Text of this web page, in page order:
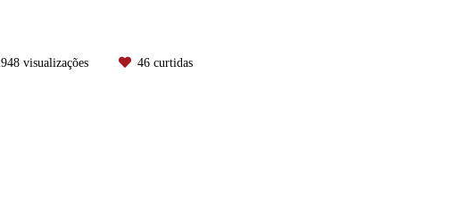
visualizações 46curtidas